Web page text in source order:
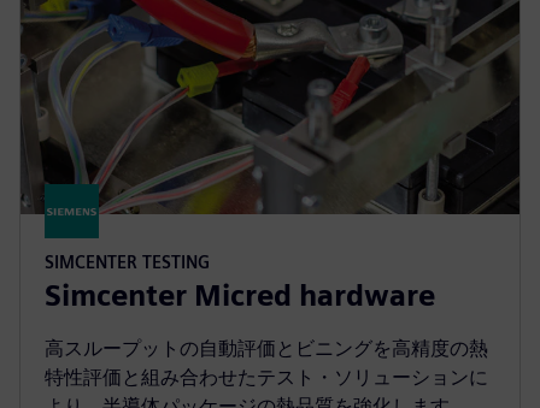
SIMCENTER TESTING
Simcenter Micred hardware
高スループットの自動評価とビニングを高精度の熱
特性評価と組み合わせたテスト・ソリューションに